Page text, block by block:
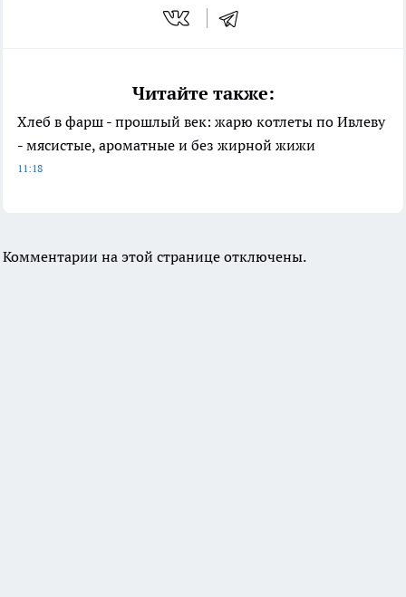
Читайте также:
Хлеб в фарш - прошлый век: жарю котлеты по Ивлеву
- мясистые, ароматные и без жирной жижи
11:18
Комментарии на этой странице отключены.